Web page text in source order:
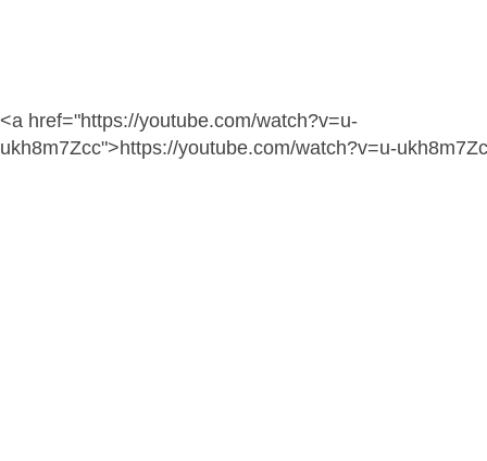
<a href="https://youtube.com/watch?v=u-
ukh8m7Zcc">https://youtube.com/watch?v=u-